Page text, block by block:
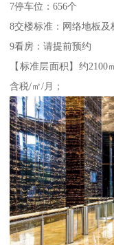
7停车位：656个
8交楼标准：网络地板及
9看房：请提前预约
【标准层面积】约
含税/㎡/月；